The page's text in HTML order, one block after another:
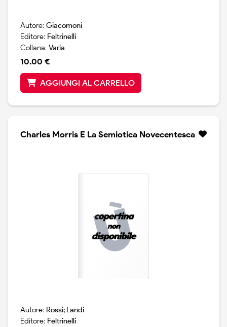
Autore: Giacomoni
Editore: Feltrinelli
Collana: Varia
10.00 €
AGGIUNGI AL CARRELLO
Charles Morris E La Semiotica Novecentesca
Autore: Rossi; Landi
Editore: Feltrinelli